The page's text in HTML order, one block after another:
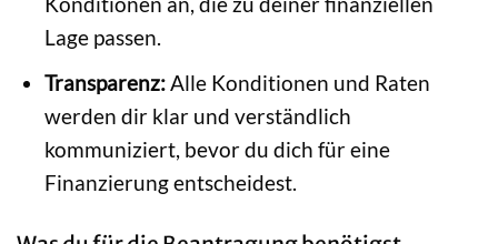
Lage passen.
Transparenz:Alle Konditionen und Raten
werden dir klar und verständlich
kommuniziert, bevor du dich für eine
Finanzierung entscheidest.